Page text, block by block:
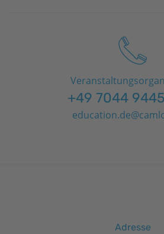
+49 7044
Adresse